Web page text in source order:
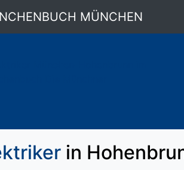
MÜNCHEN
in